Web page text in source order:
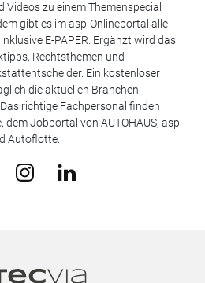
zu einem Themenspecial
gibt es im asp-Onlineportal alle
E-PAPER. Ergänzt wird das
Rechtsthemen und
Ein kostenloser
die aktuellen Branchen-
richtige Fachpersonal finden
Jobportal von AUTOHAUS, asp
Autoflotte.